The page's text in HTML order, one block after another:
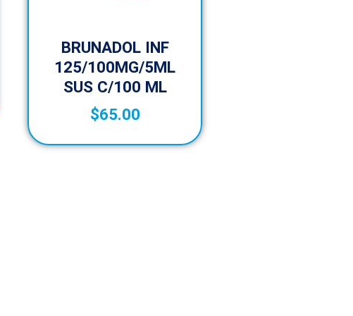
BRUNADOL INF
125/100MG/5ML
SUS C/100 ML
$65.00